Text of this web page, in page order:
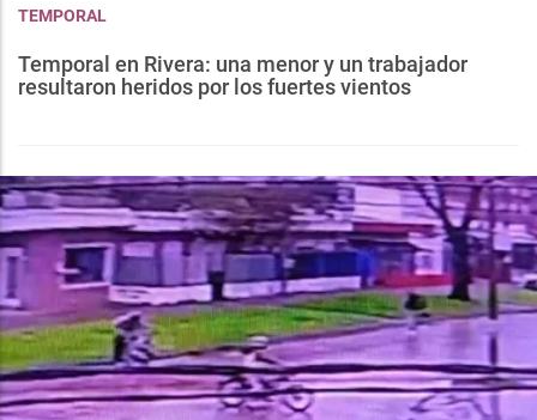
TEMPORAL
Temporal en Rivera: una menor y un trabajador
resultaron heridos por los fuertes vientos